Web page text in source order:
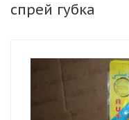
спрей губка